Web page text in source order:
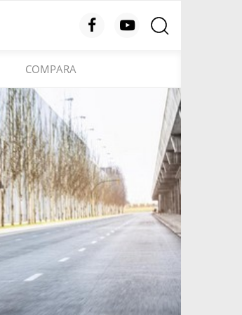
COMPARA